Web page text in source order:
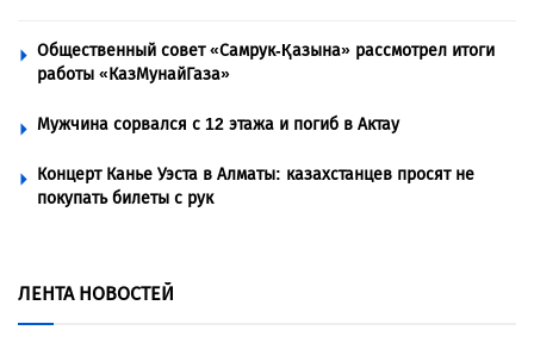
Общественный совет «Самрук-Қазына» рассмотрел итоги
работы «КазМунайГаза»
Мужчина сорвался с 12 этажа и погиб в Актау
Концерт Канье Уэста в Алматы: казахстанцев просят не
покупать билеты с рук
ЛЕНТА НОВОСТЕЙ